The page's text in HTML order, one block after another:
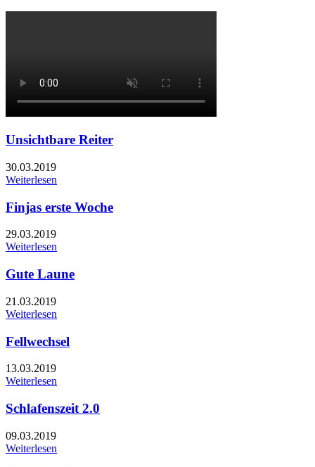
Unsichtbare Reiter
30.03.2019
Weiterlesen
Finjas erste Woche
29.03.2019
Weiterlesen
Gute Laune
21.03.2019
Weiterlesen
Fellwechsel
13.03.2019
Weiterlesen
Schlafenszeit 2.0
09.03.2019
Weiterlesen